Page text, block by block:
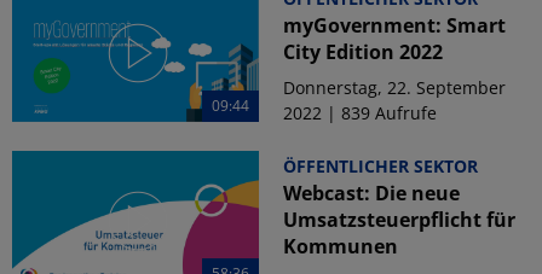
09:44
myGovernment: Smart
City Edition 2022
Donnerstag, 22. September
2022 | 839 Aufrufe
ÖFFENTLICHER SEKTOR
Webcast: Die neue
Umsatzsteuerpflicht für
Kommunen